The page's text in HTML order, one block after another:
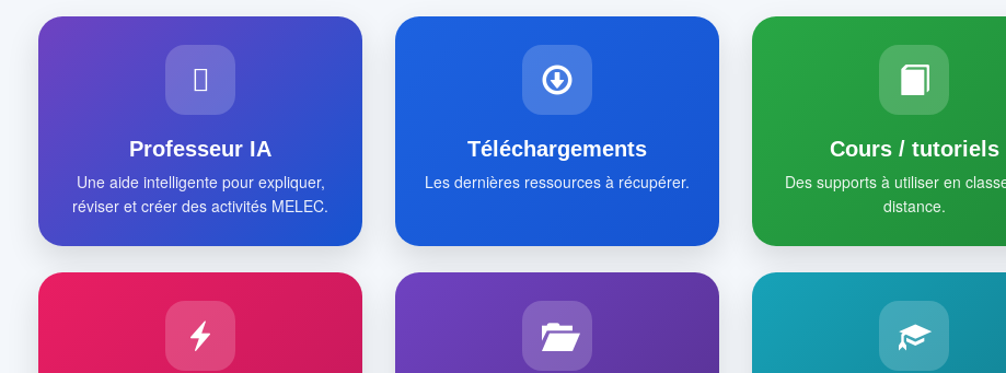
Professeur IA
Une aide intelligente pour expliquer,
réviser et créer des activités MELEC.
Téléchargements
Les dernières ressources à récupérer.
Cours / tutoriels
Des supports à utiliser en
distance.